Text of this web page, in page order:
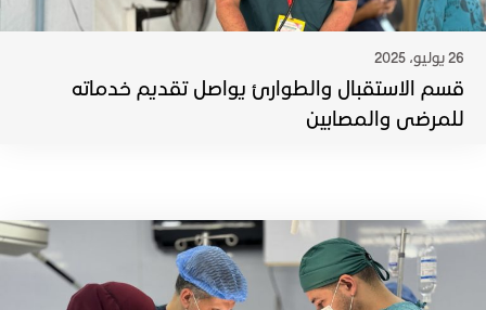
26 يوليو، 2025
قسم الاستقبال والطوارئ يواصل تقديم خدماته
للمرضى والمصابين